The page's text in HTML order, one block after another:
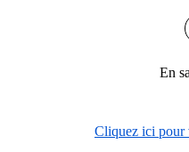
En
Cliquez ici pour